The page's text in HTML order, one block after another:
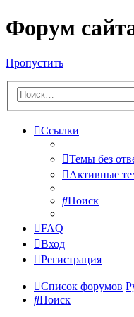
Форум
Пропустить
Ссылки
Темы без
Активные
Поиск
FAQ
Вход
Регистрация
Список форумов
Поиск